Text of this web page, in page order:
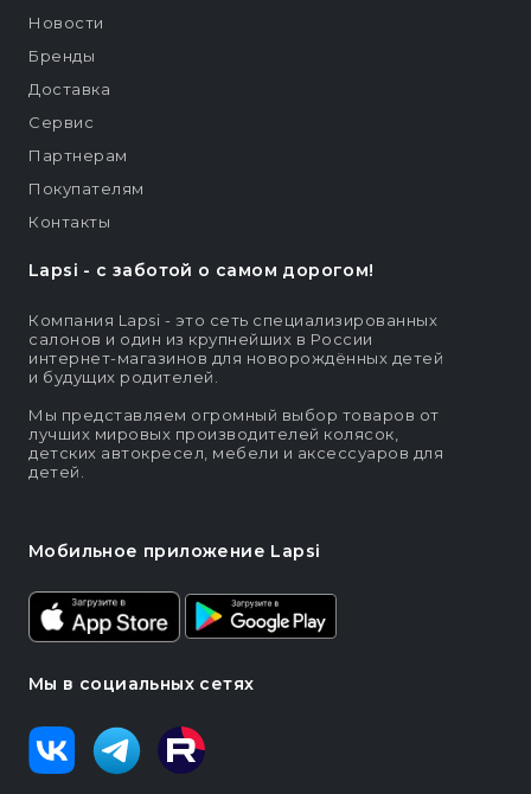
Lapsi - c заботой о самом дорогом!
Компания Lapsi - это сеть специализированных
салонов и один из крупнейших в России
интернет-магазинов для новорождённых детей
и будущих родителей.
Мы представляем огромный выбор товаров от
лучших мировых производителей колясок,
детских автокресел, мебели и аксессуаров для
детей.
Мобильное приложение Lapsi
Мы в социальных сетях
Новости
Бренды
Доставка
Сервис
Партнерам
Покупателям
Контакты